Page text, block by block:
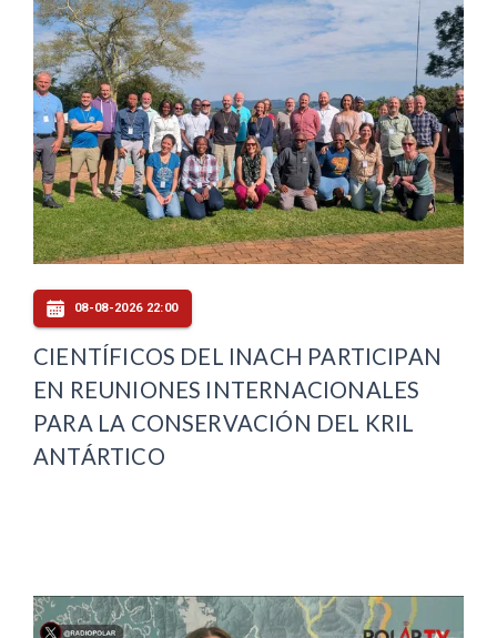
08-08-2026 22:00
CIENTÍFICOS DEL INACH PARTICIPAN
EN REUNIONES INTERNACIONALES
PARA LA CONSERVACIÓN DEL KRIL
ANTÁRTICO